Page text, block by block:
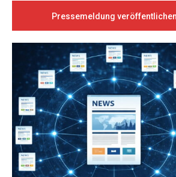
Pressemeldung veröffentlichen